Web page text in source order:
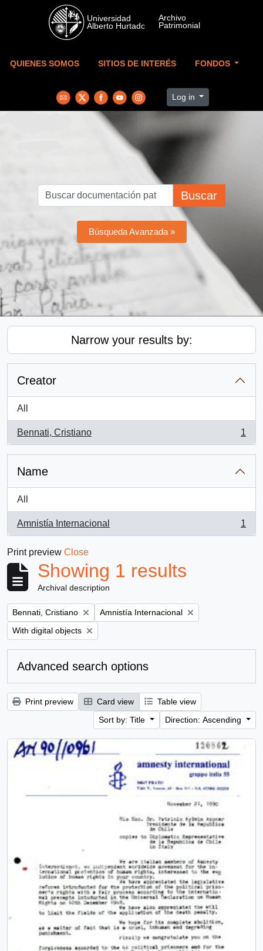
Skip to main content
QUIENES SOMOS SITIOS DE INTERÉS FONDOS
Log in
Buscar
Búsqueda Avanzada »
Narrow your results by:
Creator
All
Bennati, Cristiano
, 1 results
1
Name
All
Amnistía Internacional
, 1 results
1
Print preview Close
Showing 1 results
Archival description
Remove filter:
Bennati, Cristiano Remove filter:
Amnistía Internacional
Remove filter:
With digital objects
Advanced search options
Print preview Card view
Table view
Sort by: Title
Direction: Ascending